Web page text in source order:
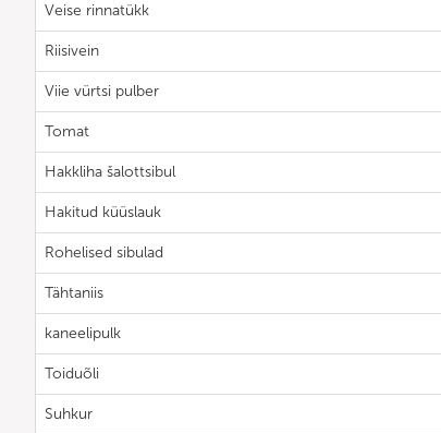
Veise rinnatükk
Riisivein
Viie vürtsi pulber
Tomat
Hakkliha šalottsibul
Hakitud küüslauk
Rohelised sibulad
Tähtaniis
kaneelipulk
Toiduõli
Suhkur